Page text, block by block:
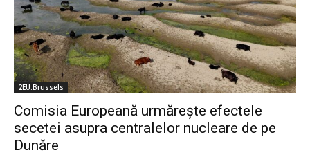
2EU.Brussels
Comisia Europeană urmărește efectele
secetei asupra centralelor nucleare de pe
Dunăre